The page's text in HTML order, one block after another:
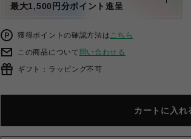
最大1,500円分ポイント進呈
獲得ポイントの確認方法はこちら
この商品について 問い合わせる
ギフト：ラッピング不可
カートに入れ